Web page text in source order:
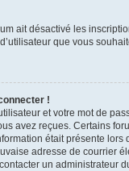
ait désactivé les
que vous
!
et votre mot de
avez reçues. Certains
était présente
adresse de courrier
un administrateur